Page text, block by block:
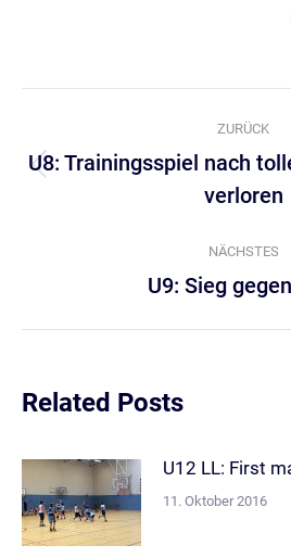
ZURÜCK
U8: Trainingsspiel nach
verloren
NÄCHSTES
U9: Sieg
Related Posts
U12 LL: First
11. Oktober 2016